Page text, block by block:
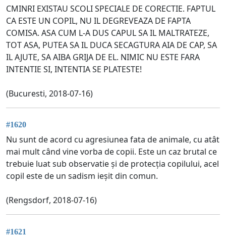
CMINRI EXISTAU SCOLI SPECIALE DE CORECTIE. FAPTUL
CA ESTE UN COPIL, NU IL DEGREVEAZA DE FAPTA
COMISA. ASA CUM L-A DUS CAPUL SA IL MALTRATEZE,
TOT ASA, PUTEA SA IL DUCA SECAGTURA AIA DE CAP, SA
IL AJUTE, SA AIBA GRIJA DE EL. NIMIC NU ESTE FARA
INTENTIE SI, INTENTIA SE PLATESTE!
(Bucuresti, 2018-07-16)
#1620
Nu sunt de acord cu agresiunea fata de animale, cu atât
mai mult când vine vorba de copii. Este un caz brutal ce
trebuie luat sub observatie și de protecția copilului, acel
copil este de un sadism ieșit din comun.
(Rengsdorf, 2018-07-16)
#1621